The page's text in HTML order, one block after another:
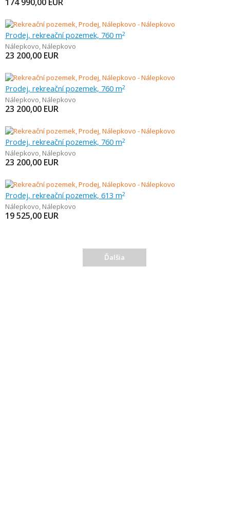
Prodej, rekreační pozemek, 760 m2
Nálepkovo, Nálepkovo
23 200,00 EUR
Prodej, rekreační pozemek, 760 m2
Nálepkovo, Nálepkovo
23 200,00 EUR
Prodej, rekreační pozemek, 760 m2
Nálepkovo, Nálepkovo
23 200,00 EUR
Prodej, rekreační pozemek, 613 m2
Nálepkovo, Nálepkovo
19 525,00 EUR
Ďalšia